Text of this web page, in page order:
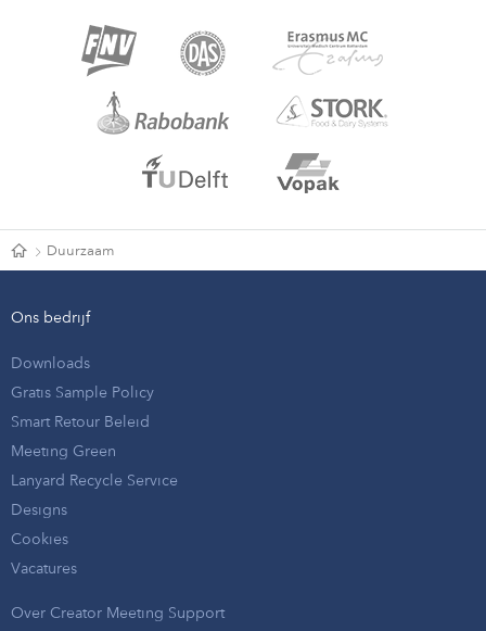
Duurzaam
Ons bedrijf
Downloads
Gratis Sample Policy
Smart Retour Beleid
Meeting Green
Lanyard Recycle Service
Designs
Cookies
Vacatures
Over Creator Meeting Support